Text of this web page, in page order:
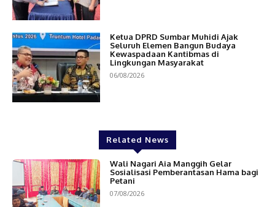
Ketua DPRD Sumbar Muhidi Ajak
Seluruh Elemen Bangun Budaya
Kewaspadaan Kantibmas di
Lingkungan Masyarakat
06/08/2026
Related News
Wali Nagari Aia Manggih Gelar
Sosialisasi Pemberantasan Hama bagi
Petani
07/08/2026